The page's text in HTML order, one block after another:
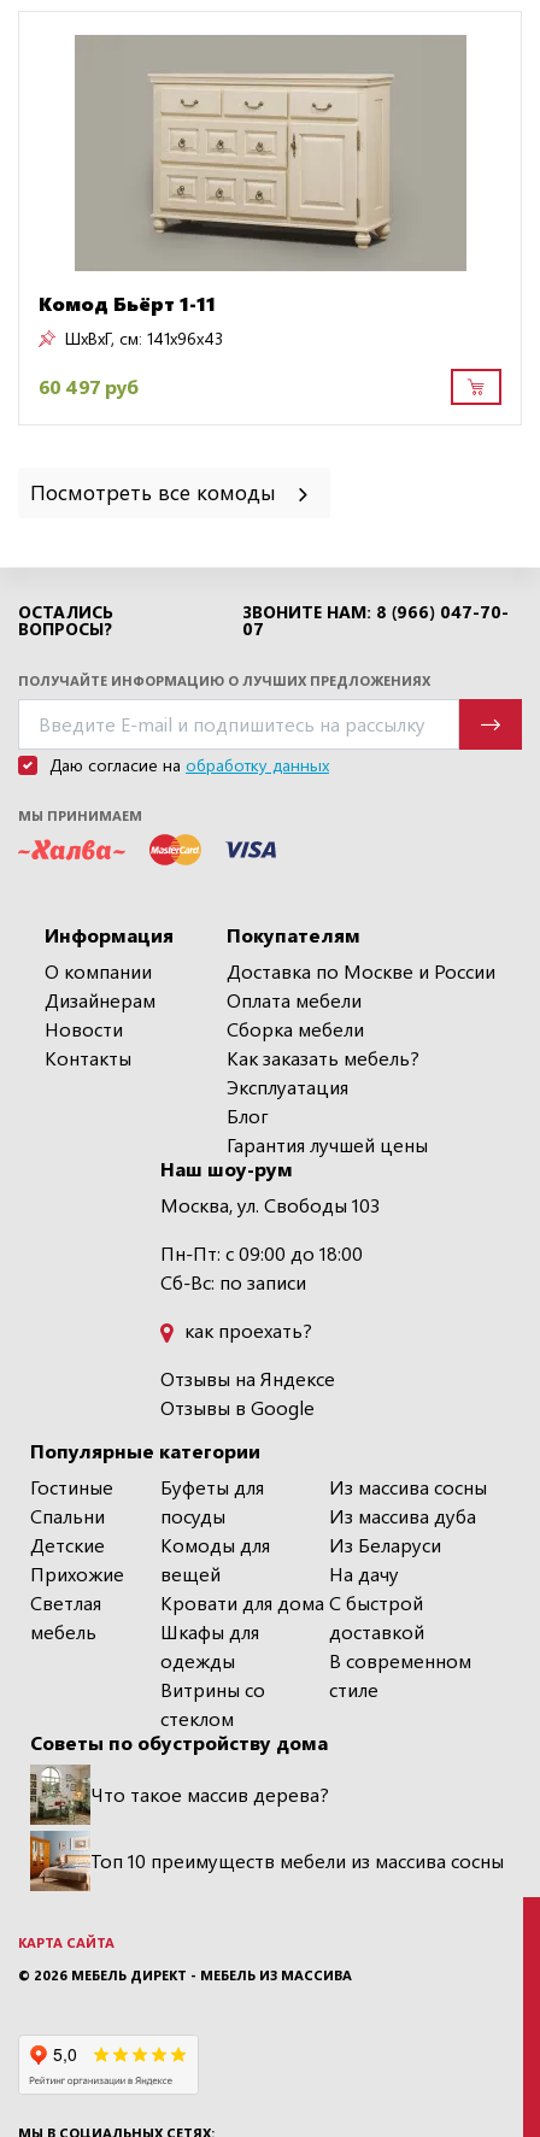
Комод Бьёрт 1-11
ШxВxГ, см: 141x96x43
60 497 руб
Посмотреть все комоды
ОСТАЛИСЬ
ВОПРОСЫ?
ЗВОНИТЕ НАМ: 8 (966) 047-70-
07
ПОЛУЧАЙТЕ ИНФОРМАЦИЮ О ЛУЧШИХ ПРЕДЛОЖЕНИЯХ
Даю согласие на обработку данных
МЫ ПРИНИМАЕМ
Информация
О компании
Дизайнерам
Новости
Контакты
Популярные категории
Гостиные
Спальни
Детские
Прихожие
Светлая
мебель
Буфеты для
посуды
Комоды для
вещей
Кровати для дома
Шкафы для
одежды
Витрины со
стеклом
Из массива сосны
Из массива дуба
Из Беларуси
На дачу
С быстрой
доставкой
В современном
стиле
Покупателям
Доставка по Москве и России
Оплата мебели
Сборка мебели
Как заказать мебель?
Эксплуатация
Блог
Гарантия лучшей цены
Наш шоу-рум
Москва, ул. Свободы 103
Пн-Пт: с 09:00 до 18:00
Сб-Вс: по записи
как проехать?
Отзывы на Яндексе
Отзывы в Google
Советы по обустройству дома
Что такое массив дерева?
Топ 10 преимуществ мебели из массива сосны
КАРТА САЙТА
© 2026 МЕБЕЛЬ ДИРЕКТ - МЕБЕЛЬ ИЗ МАССИВА
МЫ В СОЦИАЛЬНЫХ СЕТЯХ: